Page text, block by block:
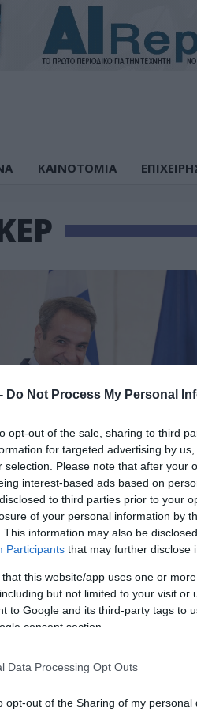
Do Not Process My Personal
opt-out of the sale, sharing to third
for targeted advertising by
selection. Please note that after your
interest-based ads based on
to third parties prior to your
of your personal information by
This information may also be
Participants that may further disclose
that this website/app uses one or
but not limited to your visit or
to Google and its third-party tags to
consent section.
Data Processing Opt Outs
opt-out of the Sharing of my personal
ΚΑΙΝΟΤΟΜΙΑ